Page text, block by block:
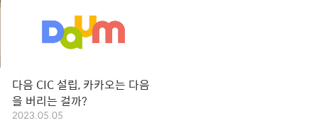
다음 CIC 설립, 카카오는 다음
을 버리는 걸까?
2023.05.05